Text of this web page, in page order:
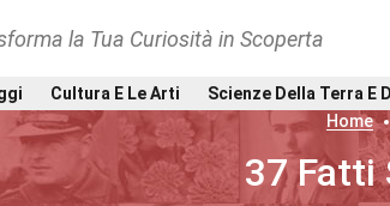
la Tua Curiosità in Scoperta
Cultura E Le Arti Scienze Della Terra E
Home
37 Fatti